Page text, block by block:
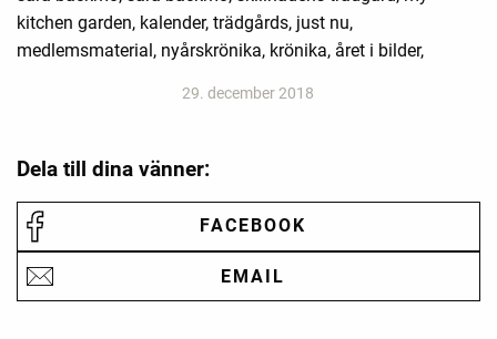
kitchen garden, kalender, trädgårds, just nu,
medlemsmaterial, nyårskrönika, krönika, året i bilder,
29. december 2018
Dela till dina vänner:
FACEBOOK
EMAIL